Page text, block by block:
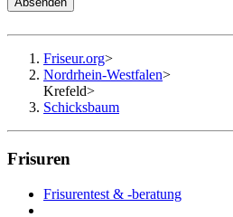
Friseur.org>
Nordrhein-Westfalen>
Krefeld>
Schicksbaum
Frisuren
Frisurentest & -beratung